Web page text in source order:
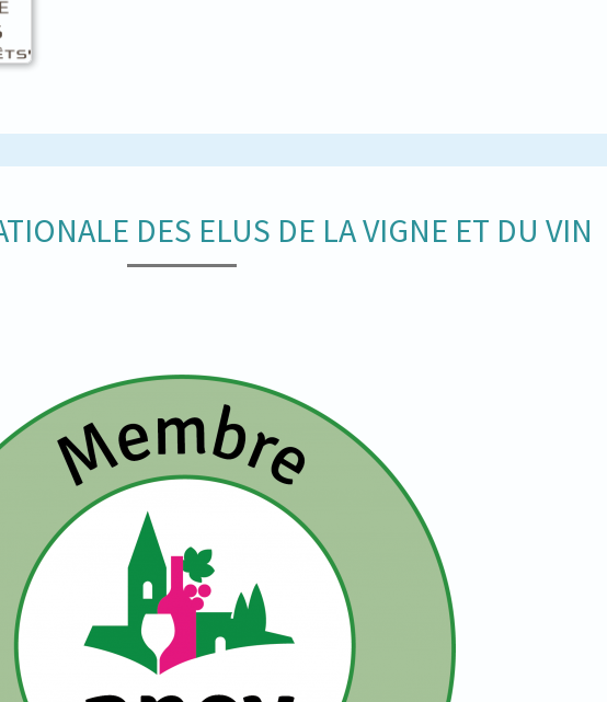
DES ELUS DE LA VIGNE ET DU VIN